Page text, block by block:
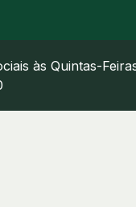
às Quintas-